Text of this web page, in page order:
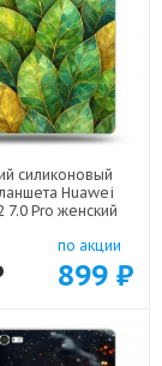
силиконовый
Huawei
7.0 Pro женский
по акции
899 ₽